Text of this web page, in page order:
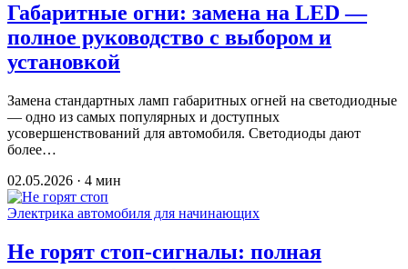
Габаритные огни: замена на LED —
полное руководство с выбором и
установкой
Замена стандартных ламп габаритных огней на светодиодные
— одно из самых популярных и доступных
усовершенствований для автомобиля. Светодиоды дают
более…
02.05.2026 · 4 мин
Электрика автомобиля для начинающих
Не горят стоп-сигналы: полная